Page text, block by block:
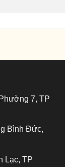
7, TP
Bình Đức,
Lạc, TP